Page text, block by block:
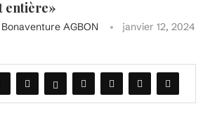
entière»
AGBON
janvier 12, 2024